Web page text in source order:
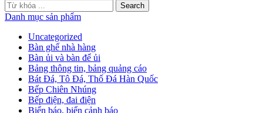
Danh mục sản phẩm
Uncategorized
Bàn ghế nhà hàng
Bàn ủi và bàn để ủi
Bảng thông tin, bảng quảng cáo
Bát Đá, Tô Đá, Thố Đá Hàn Quốc
Bếp Chiên Nhúng
Bếp điện, đai điện
Biển báo, biển cảnh báo